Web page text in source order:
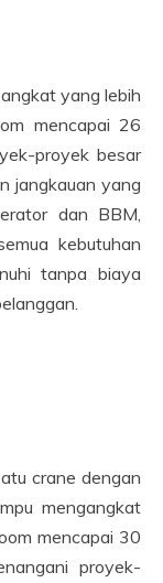
yang lebih
mencapai 26
proyek besar
jangkauan yang
dan BBM,
kebutuhan
tanpa biaya
crane dengan
mengangkat
mencapai 30
proyek-